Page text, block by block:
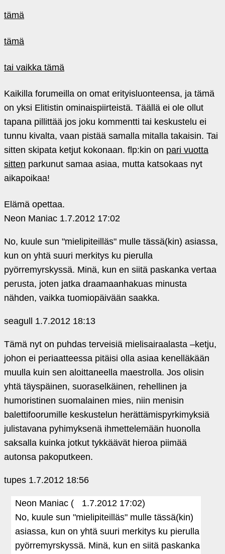
tämä
tämä
tai vaikka tämä
Kaikilla forumeilla on omat erityisluonteensa, ja tämä
on yksi Elitistin ominaispiirteistä. Täällä ei ole ollut
tapana pillittää jos joku kommentti tai keskustelu ei
tunnu kivalta, vaan pistää samalla mitalla takaisin. Tai
sitten skipata ketjut kokonaan. flp:kin on pari vuotta
sitten parkunut samaa asiaa, mutta katsokaas nyt
aikapoikaa!
Elämä opettaa.
Neon Maniac 1.7.2012 17:02
No, kuule sun "mielipiteilläs" mulle tässä(kin) asiassa,
kun on yhtä suuri merkitys ku pierulla
pyörremyrskyssä. Minä, kun en siitä paskanka vertaa
perusta, joten jatka draamaanhakuas minusta
nähden, vaikka tuomiopäivään saakka.
seagull 1.7.2012 18:13
Tämä nyt on puhdas terveisiä mielisairaalasta –ketju,
johon ei periaatteessa pitäisi olla asiaa kenelläkään
muulla kuin sen aloittaneella maestrolla. Jos olisin
yhtä täyspäinen, suoraselkäinen, rehellinen ja
humoristinen suomalainen mies, niin menisin
balettifoorumille keskustelun herättämispyrkimyksiä
julistavana pyhimyksenä ihmettelemään huonolla
saksalla kuinka jotkut tykkäävät hieroa piimää
autonsa pakoputkeen.
tupes 1.7.2012 18:56
Neon Maniac (
1.7.2012 17:02)
No, kuule sun "mielipiteilläs" mulle tässä(kin)
asiassa, kun on yhtä suuri merkitys ku pierulla
pyörremyrskyssä. Minä, kun en siitä paskanka